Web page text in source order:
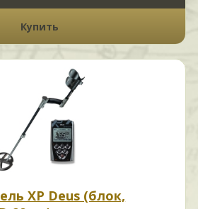
Купить
XP Deus (блок,